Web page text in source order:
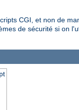
CGI, et non de
de sécurité si on